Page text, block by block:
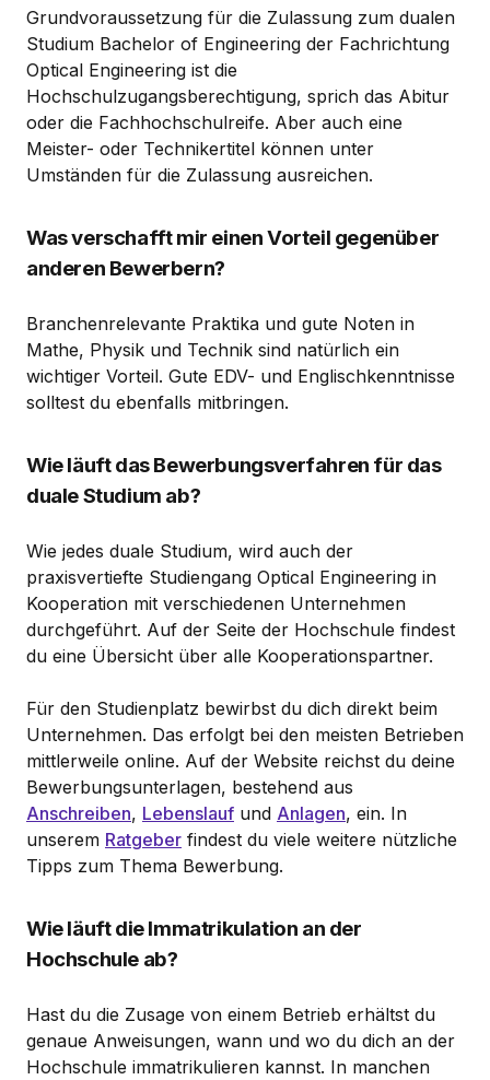
Grundvoraussetzung für die Zulassung zum dualen
Studium Bachelor of Engineering der Fachrichtung
Optical Engineering ist die
Hochschulzugangsberechtigung, sprich das Abitur
oder die Fachhochschulreife. Aber auch eine
Meister- oder Technikertitel können unter
Umständen für die Zulassung ausreichen.
Was verschafft mir einen Vorteil gegenüber
anderen Bewerbern?
Branchenrelevante Praktika und gute Noten in
Mathe, Physik und Technik sind natürlich ein
wichtiger Vorteil. Gute EDV- und Englischkenntnisse
solltest du ebenfalls mitbringen.
Wie läuft das Bewerbungsverfahren für das
duale Studium ab?
Wie jedes duale Studium, wird auch der
praxisvertiefte Studiengang Optical Engineering in
Kooperation mit verschiedenen Unternehmen
durchgeführt. Auf der Seite der Hochschule findest
du eine Übersicht über alle Kooperationspartner.
Für den Studienplatz bewirbst du dich direkt beim
Unternehmen. Das erfolgt bei den meisten Betrieben
mittlerweile online. Auf der Website reichst du deine
Bewerbungsunterlagen, bestehend aus
Anschreiben, Lebenslauf und Anlagen, ein. In
unserem Ratgeber findest du viele weitere nützliche
Tipps zum Thema Bewerbung.
Wie läuft die Immatrikulation an der
Hochschule ab?
Hast du die Zusage von einem Betrieb erhältst du
genaue Anweisungen, wann und wo du dich an der
Hochschule immatrikulieren kannst. In manchen